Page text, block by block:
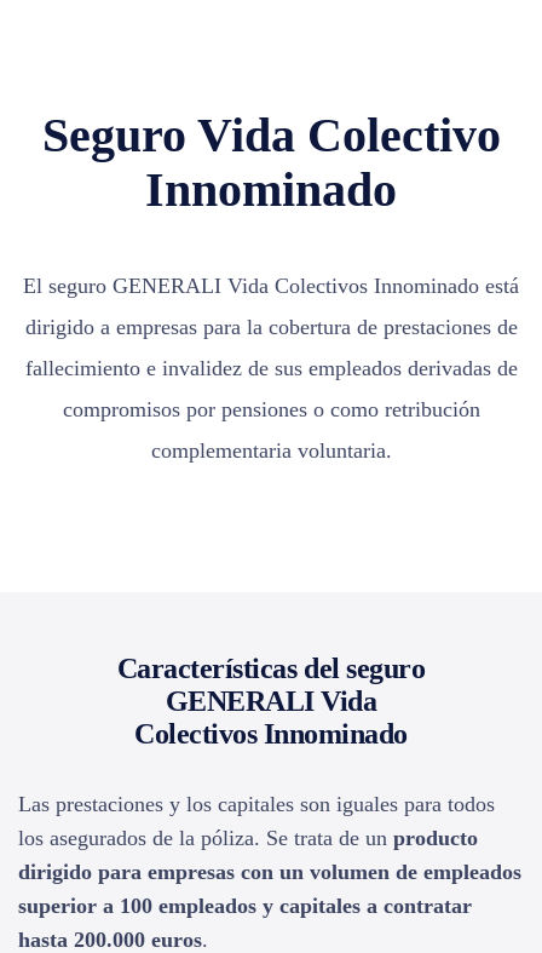
Seguro Vida Colectivo
Innominado
El seguro GENERALI Vida Colectivos Innominado está
dirigido a empresas para la cobertura de prestaciones de
fallecimiento e invalidez de sus empleados derivadas de
compromisos por pensiones o como retribución
complementaria voluntaria.
Características del seguro
GENERALI Vida
Colectivos Innominado
Las prestaciones y los capitales son iguales para todos
los asegurados de la póliza. Se trata de un producto
dirigido para empresas con un volumen de empleados
superior a 100 empleados y capitales a contratar
hasta 200.000 euros.